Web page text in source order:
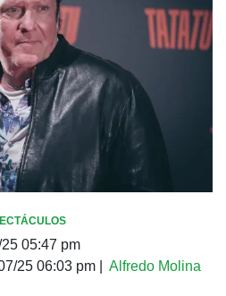
05:47 pm
25 06:03 pm Alfredo Molina